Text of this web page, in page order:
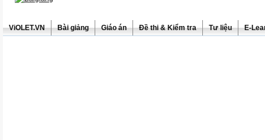
ViOLET.VN Bài giảng Giáo án Đề thi & Kiểm tra Tư liệu E-